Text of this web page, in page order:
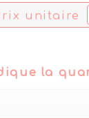
unitaire
la